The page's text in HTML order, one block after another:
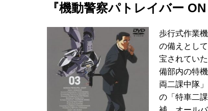
『機動警察パトレイバー
歩行式作業
の備えとし
宝されてい
備部内の特
両二課中隊
の「特車二